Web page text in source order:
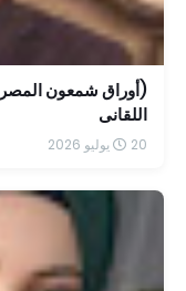
(أوراق شمعون
اللقانى
20 يوليو 2026